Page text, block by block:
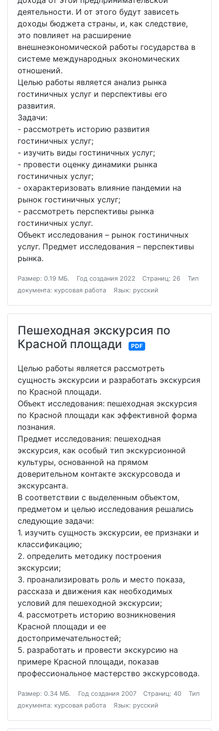
деятельности. И от этого будут зависеть
доходы бюджета страны, и, как следствие,
это повлияет на расширение
внешнеэкономической работы государства в
системе международных экономических
отношений.
Целью работы является анализ рынка
гостиничных услуг и перспективы его
развития.
Задачи:
- рассмотреть историю развития
гостиничных услуг;
- изучить виды гостиничных услуг;
- провести оценку динамики рынка
гостиничных услуг;
- охарактеризовать влияние пандемии на
рынок гостиничных услуг;
- рассмотреть перспективы рынка
гостиничных услуг.
Объект исследования – рынок гостиничных
услуг. Предмет исследования – перспективы
рынка.
Размер: 0.19 МБ. Год создания 2022 Страниц: 26
Тип
документа: курсовая работа
Язык: русский
Пешеходная экскурсия по
Красной площади
PDF
Целью работы является рассмотреть
сущность экскурсии и разработать экскурсия
по Красной площади.
Объект исследования: пешеходная экскурсия
по Красной площади как эффективной форма
познания.
Предмет исследования: пешеходная
экскурсия, как особый тип экскурсионной
культуры, основанной на прямом
доверительном контакте экскурсовода и
экскурсанта.
В соответствии с выделенным объектом,
предметом и целью исследования решались
следующие задачи:
1. изучить сущность экскурсии, ее признаки и
классификацию;
2. определить методику построения
экскурсии;
3. проанализировать роль и место показа,
рассказа и движения как необходимых
условий для пешеходной экскурсии;
4. рассмотреть историю возникновения
Красной площади и ее
достопримечательностей;
5. разработать и провести экскурсию на
примере Красной площади, показав
профессиональное мастерство экскурсовода.
Размер: 0.34 МБ. Год создания 2007 Страниц: 40
Тип
документа: курсовая работа
Язык: русский